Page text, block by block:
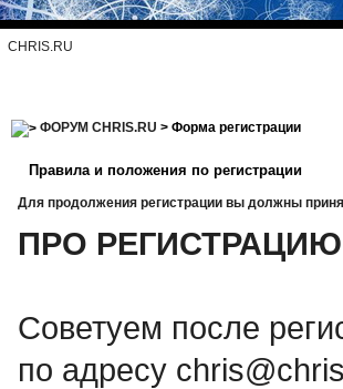
CHRIS.RU
ФОРУМ CHRIS.RU > Форма регистрации
Правила и положения по регистрации
Для продолжения регистрации вы должны
ПРО РЕГИСТРАЦИЮ
Советуем после
по адресу